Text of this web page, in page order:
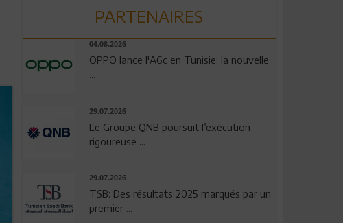
PARTENAIRES
04.08.2026
OPPO lance l'A6c en Tunisie: la nouvelle
...
29.07.2026
Le Groupe QNB poursuit l’exécution
rigoureuse ...
29.07.2026
TSB: Des résultats 2025 marqués par un
premier ...